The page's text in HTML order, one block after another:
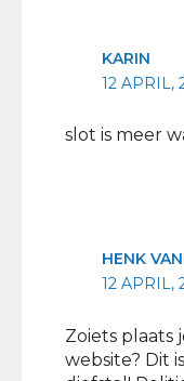
KARIN
12 APRIL,
slot is meer
HENK
12 APRIL,
Zoiets plaats
website? Dit